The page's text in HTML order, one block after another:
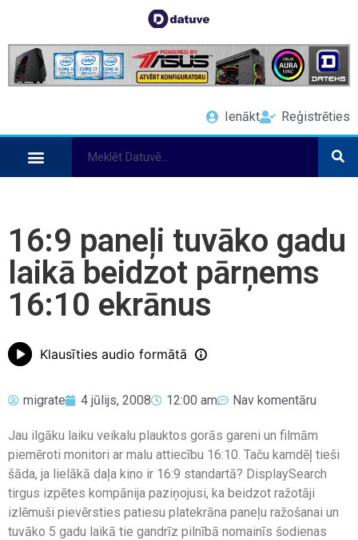
Ienākt Reģistrēties
16:9 paneļi tuvāko gadu
laikā beidzot pārņems
16:10 ekrānus
Klausīties audio formātā
migrate 4 jūlijs, 2008 12:00 am Nav komentāru
Jau ilgāku laiku veikalu plauktos gorās gareni un filmām
piemēroti monitori ar malu attiecību 16:10. Taču kamdēļ tieši
šāda, ja lielākā daļa kino ir 16:9 standartā? DisplaySearch
tirgus izpētes kompānija paziņojusi, ka beidzot ražotāji
izlēmuši pievērsties patiesu platekrāna paneļu ražošanai un
tuvāko 5 gadu laikā tie gandrīz pilnībā nomainīs šodienas